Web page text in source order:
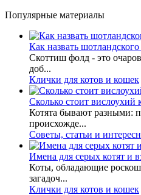
Популярные материалы
Как назвать шотландского
Скоттиш фолд - это
доб...
Клички для котов и кошек
Сколько стоит вислоухий
Котята бывают разными:
происхожде...
Советы, статьи и
Имена для серых котят и
Коты, обладающие
загадоч...
Клички для котов и кошек